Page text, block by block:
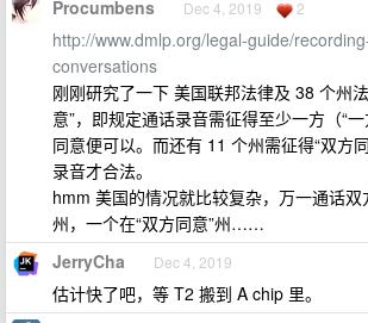
Procumbens Dec 4, 2019 2
http://www.dmlp.org/legal-guide/
conversations
刚刚研究了一下 美国联邦法律及 38 个州
意”，即规定通话录音需征得至少一方（“
同意便可以。而还有 11 个州需征得“双方
录音才合法。
hmm 美国的情况就比较复杂，万一通话双
州，一个在“双方同意”州……
JerryCha Dec 4, 2019
估计快了吧，等 T2 搬到 A chip 里。